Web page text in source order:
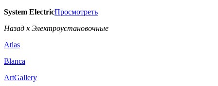
System ElectricПросмотреть
Назад к Электроустановочные
Atlas
Blanca
ArtGallery